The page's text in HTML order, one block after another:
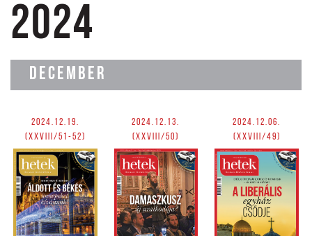
2024
DECEMBER
2024.12.19.
(XXVIII/51-52)
2024.12.13.
(XXVIII/50)
2024.12.06.
(XXVIII/49)